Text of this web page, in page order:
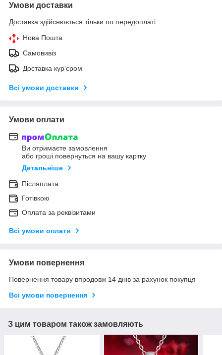
Умови доставки
Доставка здійснюється тільки по передоплаті.
Нова Пошта
Самовивіз
Доставка кур'єром
Всі умови доставки
Умови оплати
Ви отримаєте замовлення
або гроші повернуться на вашу картку
Детальніше
Післяплата
Готівкою
Оплата за реквізитами
Всі умови оплати
Умови повернення
Повернення товару впродовж 14 днів за рахунок покупця
Всі умови повернення
З цим товаром також замовляють